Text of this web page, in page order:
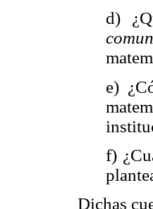
d)
e)
f)
Dichas